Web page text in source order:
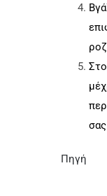
Πηγή